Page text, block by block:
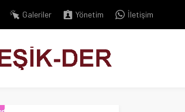
Galeriler Yönetim İletişim